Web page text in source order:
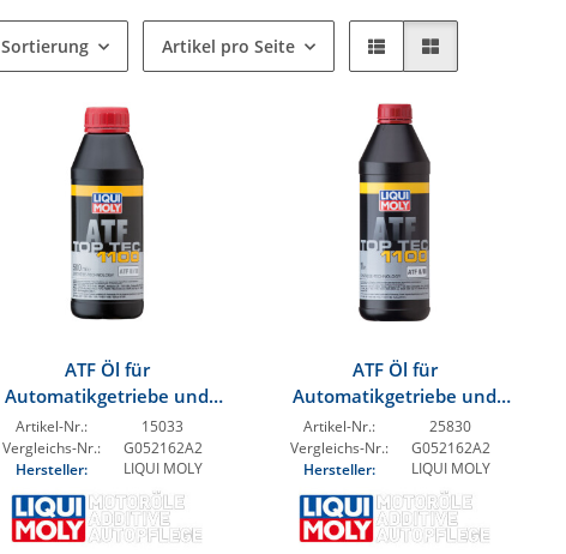
Sortierung Artikel pro Seite
ATF Öl für
Automatikgetriebe und
Servolenkung 0,5l Dose
Artikel-Nr.:
15033
Vergleichs-Nr.:
G052162A2
Hersteller:
LIQUI MOLY
ATF Öl für
Automatikgetriebe und
Servolenkung 1,0 l Dose
Artikel-Nr.:
25830
Vergleichs-Nr.:
G052162A2
Hersteller:
LIQUI MOLY